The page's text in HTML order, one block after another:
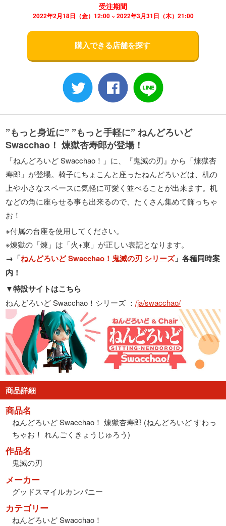
受注期間
2022年2月18日（金）12:00 ~ 2022年3月31日（木）21:00
購入できる店舗を探す
”もっと身近に” ”もっと手軽に” ねんどろいど
Swacchao！ 煉獄杏寿郎が登場！
「ねんどろいど Swacchao！」に、『鬼滅の刃』から「煉獄杏
寿郎」が登場。椅子にちょこんと座ったねんどろいどは、机の
上や小さなスペースに気軽に可愛く並べることが出来ます。机
などの角に座らせる事も出来るので、たくさん集めて飾っちゃ
お！
※付属の台座を使用してください。
※煉獄の「煉」は「火+東」が正しい表記となります。
→「ねんどろいど Swacchao！鬼滅の刃 シリーズ」各種同時案
内！
▼特設サイトはこちら
ねんどろいど Swacchao！シリーズ ：/ja/swacchao/
商品詳細
商品名
ねんどろいど Swacchao！ 煉獄杏寿郎 (ねんどろいど すわっ
ちゃお！ れんごくきょうじゅろう)
作品名
鬼滅の刃
メーカー
グッドスマイルカンパニー
カテゴリー
ねんどろいど Swacchao！